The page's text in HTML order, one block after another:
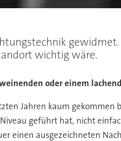
gewidmet.
wichtig wäre.
oder einem
Jahren kaum gekommen
geführt hat, nicht
einen ausgezeichneten